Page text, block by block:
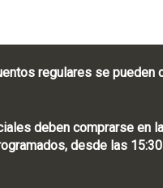
regulares se pueden
deben comprarse en
desde las